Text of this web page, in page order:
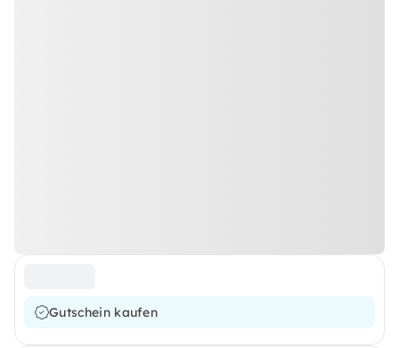
Gutschein kaufen